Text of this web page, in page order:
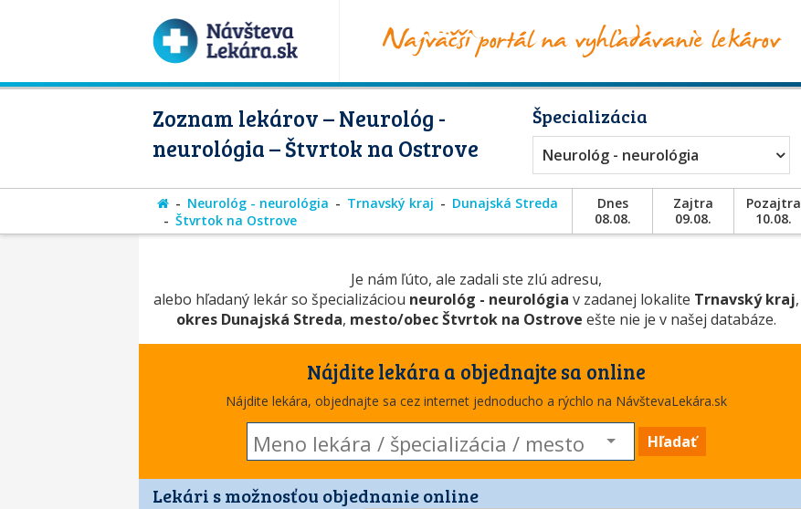
Zoznam lekárov – Neurológ -
neurológia – Štvrtok na Ostrove
Špecializácia
Neurológ - neurológia
Neurológ - neurológia Trnavský kraj
Dunajská Streda
Štvrtok na Ostrove
Dnes
08.08.
Zajtra
09.08.
Pozajtra
10.08.
Je nám ľúto, ale zadali ste zlú adresu,
alebo hľadaný lekár so špecializáciou neurológ - neurológia v zadanej lokalite Trnavský kraj,
okres Dunajská Streda, mesto/obec Štvrtok na Ostrove ešte nie je v našej databáze.
Nájdite lekára a objednajte sa online
Nájdite lekára, objednajte sa cez internet jednoducho a rýchlo na NávštevaLekára.sk
Hľadať
Lekári s možnosťou objednanie online